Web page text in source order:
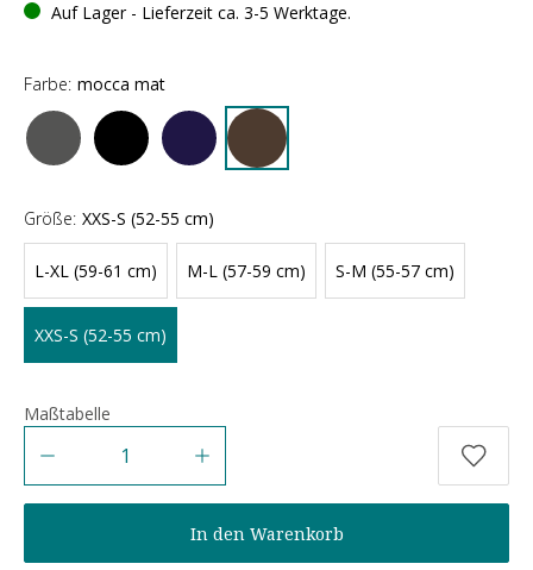
Auf Lager - Lieferzeit ca. 3-5 Werktage.
Farbe: mocca mat
Größe: XXS-S (52-55 cm)
L-XL (59-61 cm) M-L (57-59 cm) S-M (55-57 cm)
XXS-S (52-55 cm)
Maßtabelle
In den Warenkorb